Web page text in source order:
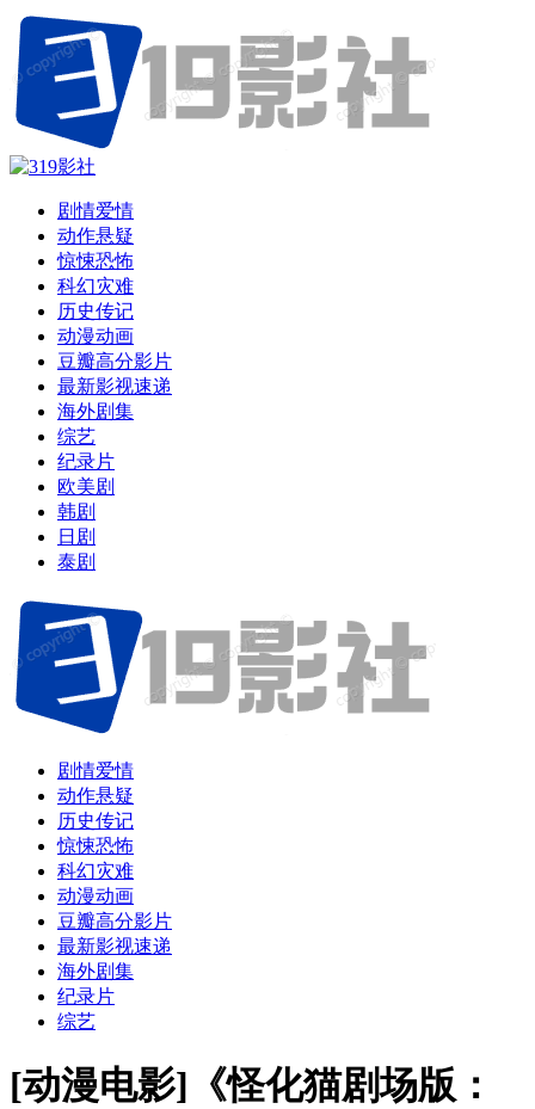
剧情爱情
动作悬疑
惊悚恐怖
科幻灾难
历史传记
动漫动画
豆瓣高分影片
最新影视速递
海外剧集
综艺
纪录片
欧美剧
韩剧
日剧
泰剧
剧情爱情
动作悬疑
历史传记
惊悚恐怖
科幻灾难
动漫动画
豆瓣高分影片
最新影视速递
海外剧集
纪录片
综艺
[动漫电影]《怪化猫剧场版：